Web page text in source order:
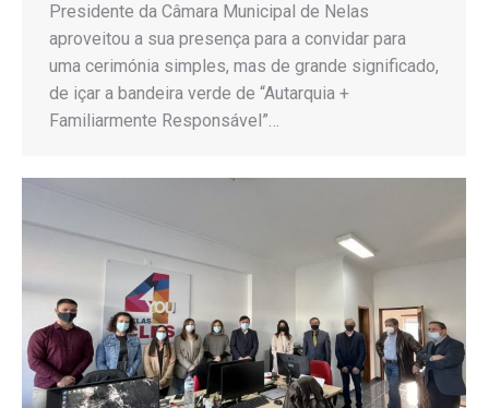
Presidente da Câmara Municipal de Nelas
aproveitou a sua presença para a convidar para
uma cerimónia simples, mas de grande significado,
de içar a bandeira verde de “Autarquia +
Familiarmente Responsável”…